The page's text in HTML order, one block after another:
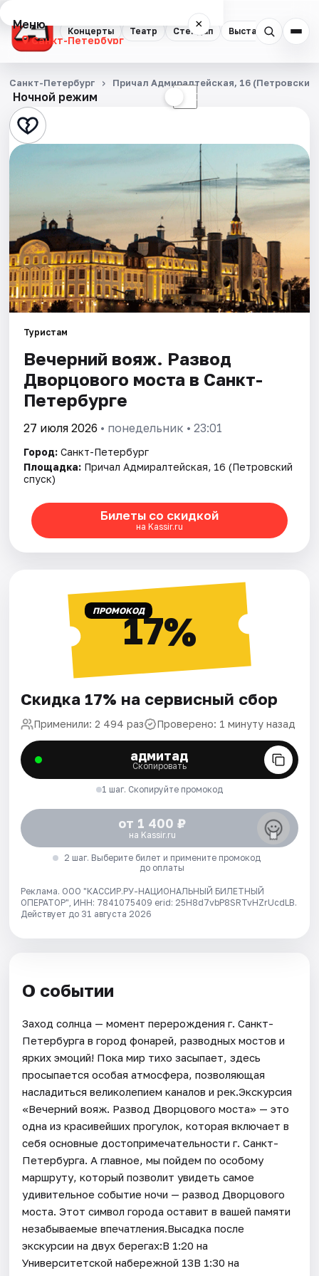
Концерты Театр Стендап Выставки
Меню ×
Санкт-Петербург
Концерты
Театр
Стендап
Квесты
Экскурсии
Спорт
События
Города
Площадки
Артисты
Рейтинги
Ночной режим ☾
Санкт-Петербург Причал Адмиралтейская, 16 (Петровский
Туристам
Вечерний вояж. Развод
Дворцового моста в Санкт-
Петербурге
27 июля 2026 • понедельник • 23:01
Город: Санкт-Петербург
Площадка: Причал Адмиралтейская, 16 (Петровский
спуск)
Билеты со скидкой
на Kassir.ru
ПРОМОКОД17%
Скидка 17% на сервисный сбор
Применили: 2 494 раз Проверено: 1 минуту назад
адмитад
Скопировать
1 шаг. Скопируйте промокод
от 1 400 ₽
на Kassir.ru
2 шаг. Выберите билет и примените промокод
до оплаты
Реклама. ООО "КАССИР.РУ-НАЦИОНАЛЬНЫЙ БИЛЕТНЫЙ
ОПЕРАТОР", ИНН: 7841075409 erid: 25H8d7vbP8SRTvHZrUcdLB.
Действует до 31 августа 2026
О событии
Заход солнца — момент перерождения г. Санкт-
Петербурга в город фонарей, разводных мостов и
ярких эмоций! Пока мир тихо засыпает, здесь
просыпается особая атмосфера, позволяющая
насладиться великолепием каналов и рек.Экскурсия
«Вечерний вояж. Развод Дворцового моста» — это
одна из красивейших прогулок, которая включает в
себя основные достопримечательности г. Санкт-
Петербурга. А главное, мы пойдем по особому
маршруту, который позволит увидеть самое
удивительное событие ночи — развод Дворцового
моста. Этот символ города оставит в вашей памяти
незабываемые впечатления.Высадка после
экскурсии на двух берегах:В 1:20 на
Университетской набережной 13В 1:30 на